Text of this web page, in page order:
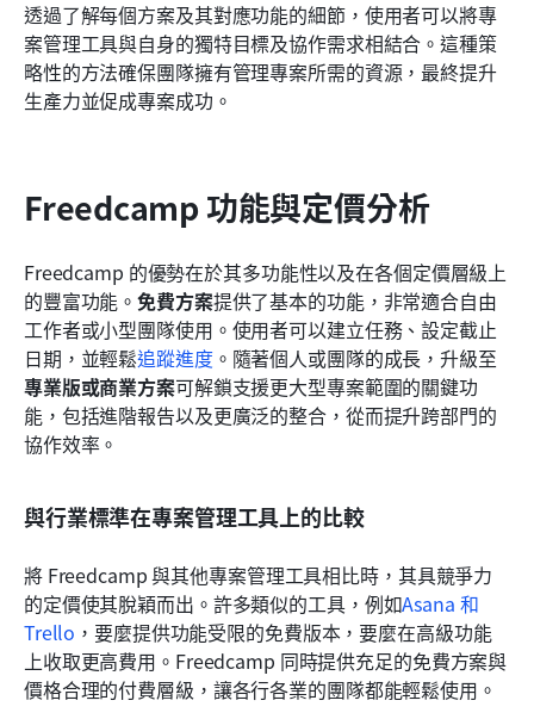
透過了解每個方案及其對應功能的細節，使用者可以將專
案管理工具與自身的獨特目標及協作需求相結合。這種策
略性的方法確保團隊擁有管理專案所需的資源，最終提升
生產力並促成專案成功。
Freedcamp 功能與定價分析
Freedcamp 的優勢在於其多功能性以及在各個定價層級上
的豐富功能。免費方案提供了基本的功能，非常適合自由
工作者或小型團隊使用。使用者可以建立任務、設定截止
日期，並輕鬆追蹤進度。隨著個人或團隊的成長，升級至
專業版或商業方案可解鎖支援更大型專案範圍的關鍵功
能，包括進階報告以及更廣泛的整合，從而提升跨部門的
協作效率。
與行業標準在專案管理工具上的比較
將 Freedcamp 與其他專案管理工具相比時，其具競爭力
的定價使其脫穎而出。許多類似的工具，例如Asana 和
Trello ，要麼提供功能受限的免費版本，要麼在高級功能
上收取更高費用。Freedcamp 同時提供充足的免費方案與
價格合理的付費層級，讓各行各業的團隊都能輕鬆使用。